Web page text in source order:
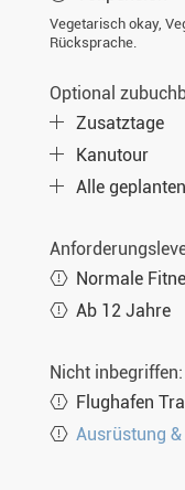
Vegetarisch okay,
Rücksprache.
Optional
Zusatztage
Kanutour
Alle
Normale
Ab 12 Jahre
Nicht inbegriffen:
Flughafen
Ausrüstung